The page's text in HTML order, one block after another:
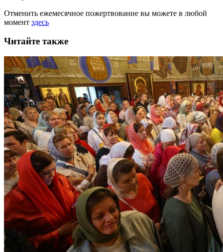
Отменить ежемесячное пожертвование вы можете в любой
момент здесь
Читайте также